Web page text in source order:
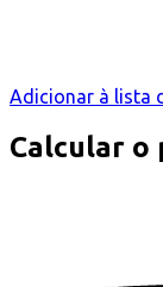
Adicionar à lista
Calcular o